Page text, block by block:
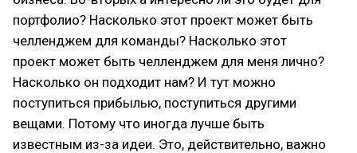
портфолио? Насколько этот проект может быть
челленджем для команды? Насколько этот
проект может быть челленджем для меня лично?
Насколько он подходит нам? И тут можно
поступиться прибылью, поступиться другими
вещами. Потому что иногда лучше быть
известным из-за идеи. Это, действительно, важно